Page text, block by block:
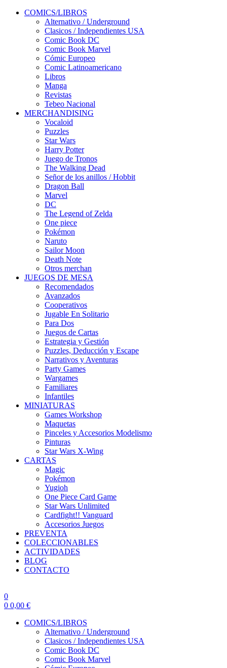
COMICS/LIBROS
Alternativo / Underground
Clasicos / Independientes USA
Comic Book DC
Comic Book Marvel
Cómic Europeo
Comic Latinoamericano
Libros
Manga
Revistas
Tebeo Nacional
MERCHANDISING
Vocaloid
Puzzles
Star Wars
Harry Potter
Juego de Tronos
The Walking Dead
Señor de los anillos / Hobbit
Dragon Ball
Marvel
DC
The Legend of Zelda
One piece
Pokémon
Naruto
Sailor Moon
Death Note
Otros merchan
JUEGOS DE MESA
Recomendados
Avanzados
Cooperativos
Jugable En Solitario
Para Dos
Juegos de Cartas
Estrategia y Gestión
Puzzles, Deducción y Escape
Narrativos y Aventuras
Party Games
Wargames
Familiares
Infantiles
MINIATURAS
Games Workshop
Maquetas
Pinceles y Accesorios Modelismo
Pinturas
Star Wars X-Wing
CARTAS
Magic
Pokémon
Yugioh
One Piece Card Game
Star Wars Unlimited
Cardfight!! Vanguard
Accesorios Juegos
PREVENTA
COLECCIONABLES
ACTIVIDADES
BLOG
CONTACTO
0
0 0,00 €
COMICS/LIBROS
Alternativo / Underground
Clasicos / Independientes USA
Comic Book DC
Comic Book Marvel